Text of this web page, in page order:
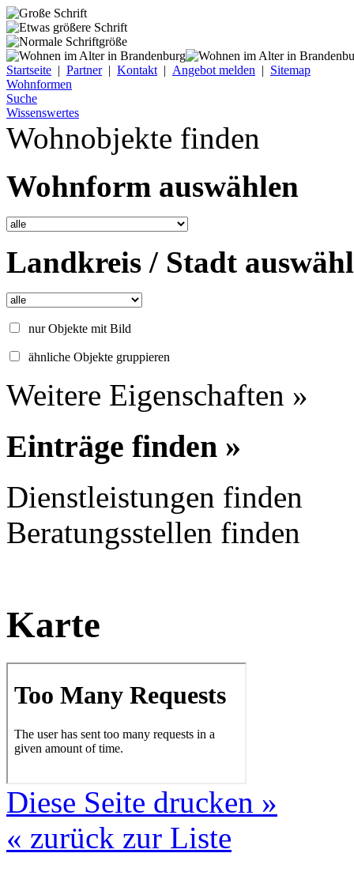
Startseite | Partner| Kontakt | Angebot melden | Sitemap
Wohnformen
Suche
Wissenswertes
Wohnobjekte finden
Wohnform auswählen
Landkreis / Stadt
nur Objekte mit Bild
ähnliche Objekte gruppieren
Weitere Eigenschaften »
Einträge finden »
Dienstleistungen finden
Beratungsstellen finden
Karte
Diese Seite drucken »
« zurück zur Liste